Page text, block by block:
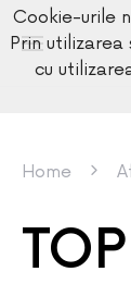
Home
Cookie-urile
Prin
cu